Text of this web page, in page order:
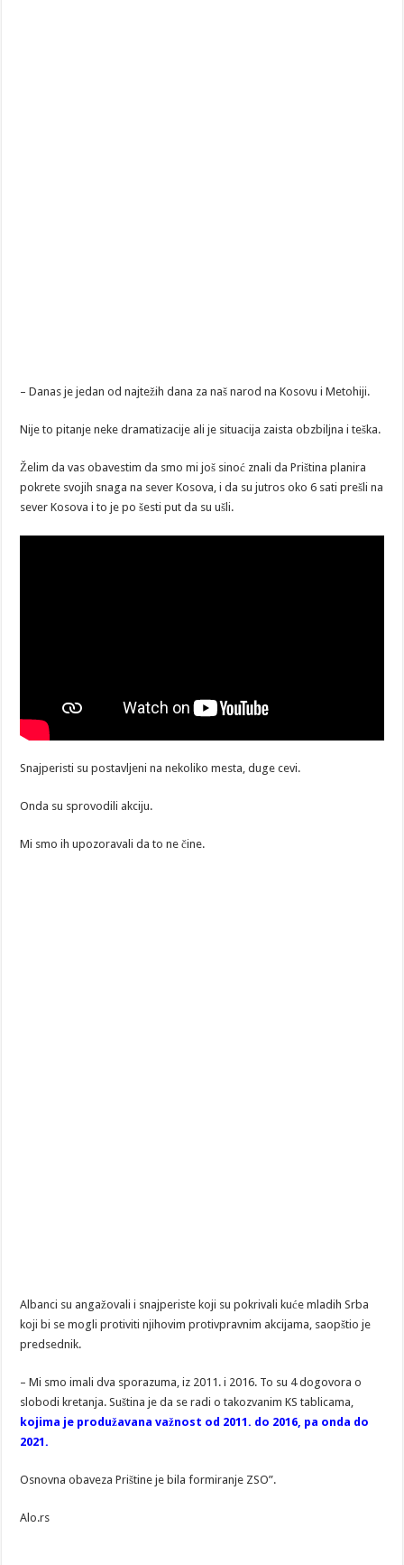
– Danas je jedan od najtežih dana za naš narod na Kosovu i Metohiji.
Nije to pitanje neke dramatizacije ali je situacija zaista obzbiljna i teška.
Želim da vas obavestim da smo mi još sinoć znali da Priština planira
pokrete svojih snaga na sever Kosova, i da su jutros oko 6 sati prešli na
sever Kosova i to je po šesti put da su ušli.
Snajperisti su postavljeni na nekoliko mesta, duge cevi.
Onda su sprovodili akciju.
Mi smo ih upozoravali da to ne čine.
Albanci su angažovali i snajperiste koji su pokrivali kuće mladih Srba
koji bi se mogli protiviti njihovim protivpravnim akcijama, saopštio je
predsednik.
– Mi smo imali dva sporazuma, iz 2011. i 2016. To su 4 dogovora o
slobodi kretanja. Suština je da se radi o takozvanim KS tablicama,
kojima je produžavana važnost od 2011. do 2016, pa onda do
2021.
Osnovna obaveza Prištine je bila formiranje ZSO”.
Alo.rs